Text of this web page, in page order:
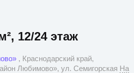
12/24 этаж
, Краснодарский край,
Любимово», ул. Семигорская На